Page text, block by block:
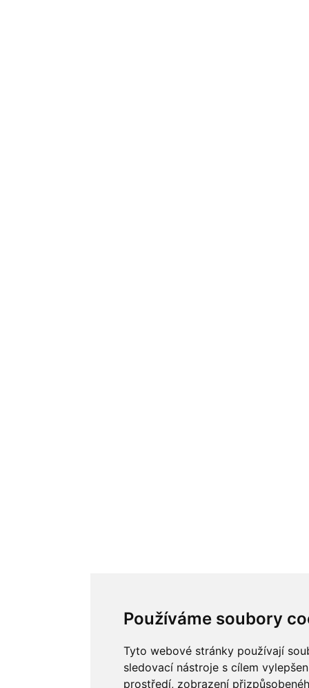
Používáme soubory
Tyto webové stránky používají
sledovací nástroje s cílem
prostředí, zobrazení